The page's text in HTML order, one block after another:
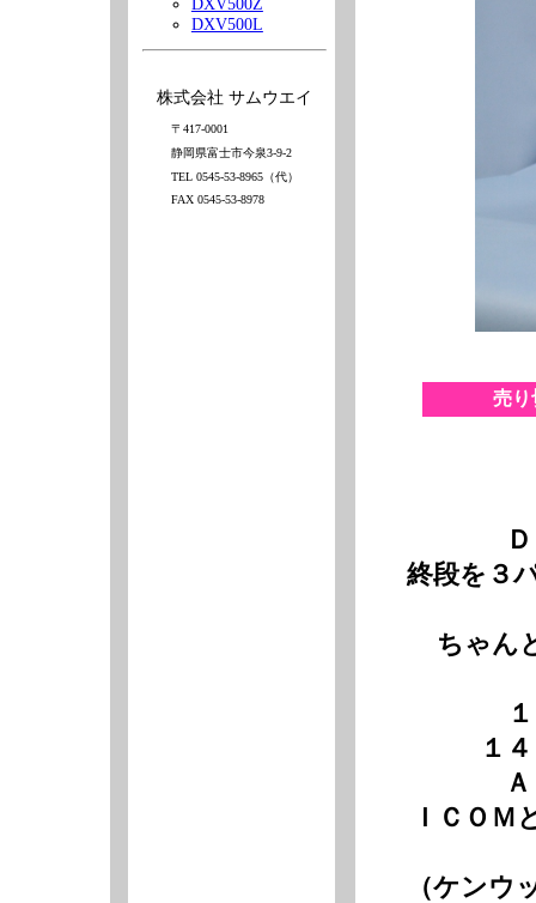
DXV500L
株式会社 サムウエイ
〒417-0001
静岡県富士市今泉3-9-2
TEL 0545-53-8965（代）
FAX 0545-53-8978
売り
終段を３
ちゃん
１
ＩＣＯ
（ケンウ